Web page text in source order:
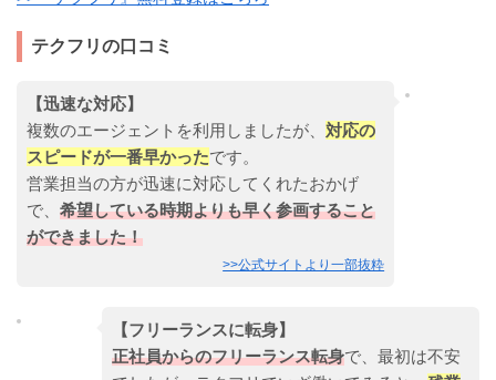
テクフリの口コミ
【迅速な対応】
複数のエージェントを利用しましたが、 対応の
スピードが一番早かったです。
営業担当の方が迅速に対応してくれたおかげ
で、 希望している時期よりも早く参画すること
ができました！
>>公式サイトより一部抜粋
【フリーランスに転身】
正社員からのフリーランス転身で、最初は不安